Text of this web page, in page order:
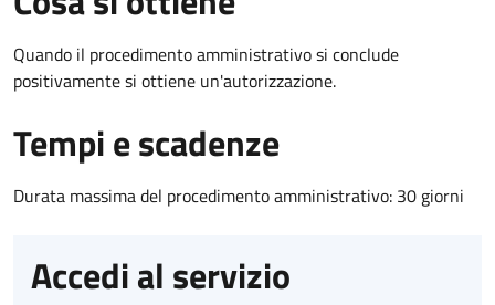
Quando il procedimento amministrativo si conclude
positivamente si ottiene un'autorizzazione.
Tempi e scadenze
Durata massima del procedimento amministrativo: 30 giorni
Accedi al servizio